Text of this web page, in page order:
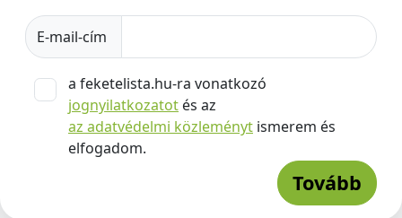
E-mail-cím
a feketelista.hu-ra vonatkozó
jognyilatkozatot és az
az adatvédelmi közleményt ismerem és
elfogadom.
Tovább